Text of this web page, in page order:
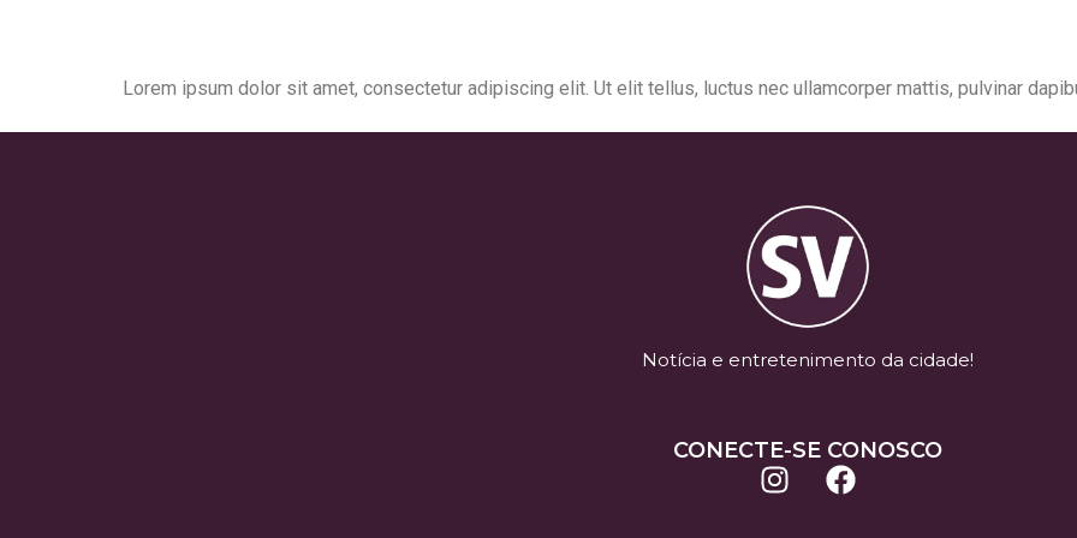
Lorem ipsum dolor sit amet, consectetur adipiscing elit. Ut elit tellus, luctus nec ullamcorper mattis, pulvinar
Notícia e entretenimento da cidade!
CONECTE-SE CONOSCO